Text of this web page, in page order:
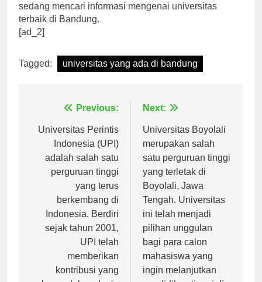
sedang mencari informasi mengenai universitas
terbaik di Bandung.
[ad_2]
Tagged: universitas yang ada di bandung
Navigasi
pos
Previous:
Universitas Perintis
Indonesia (UPI)
adalah salah satu
perguruan tinggi
yang terus
berkembang di
Indonesia. Berdiri
sejak tahun 2001,
UPI telah
memberikan
kontribusi yang
Next:
Universitas Boyolali
merupakan salah
satu perguruan tinggi
yang terletak di
Boyolali, Jawa
Tengah. Universitas
ini telah menjadi
pilihan unggulan
bagi para calon
mahasiswa yang
ingin melanjutkan